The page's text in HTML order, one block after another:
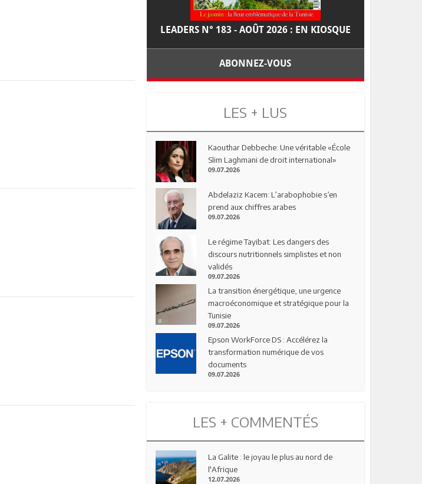
LEADERS N° 183 - AOÛT 2026 : EN KIOSQUE
ABONNEZ-VOUS
LES + LUS
Kaouthar Debbeche: Une véritable «École
Slim Laghmani de droit international»
09.07.2026
Abdelaziz Kacem: L’arabophobie s’en
prend aux chiffres arabes
09.07.2026
Le régime Tayibat: Les dangers des
discours nutritionnels simplistes et non
validés
09.07.2026
La transition énergétique, une urgence
macroéconomique et stratégique pour la
Tunisie
09.07.2026
Epson WorkForce DS : Accélérez la
transformation numérique de vos
documents
09.07.2026
LES + COMMENTÉS
La Galite : le joyau le plus au nord de
l'Afrique
12.07.2026